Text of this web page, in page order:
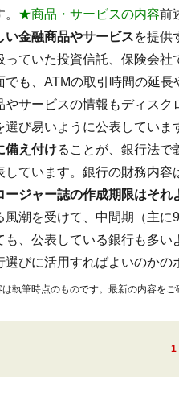
★商品・サービスの内容前
い金融商品やサービスを提供
っていた投資信託、保険会
でも、ATMの取引時間の延
やサービスの情報もディス
選び易いように公表していま
備え付けることが、銀行法で
しています。銀行の財務内容
ージャー誌の作成期限はそれ
風潮を受けて、中間期（主
も、公表している銀行も多い
選びに活用すればよいのかの
執筆時点のものです。最新の内容をご
1